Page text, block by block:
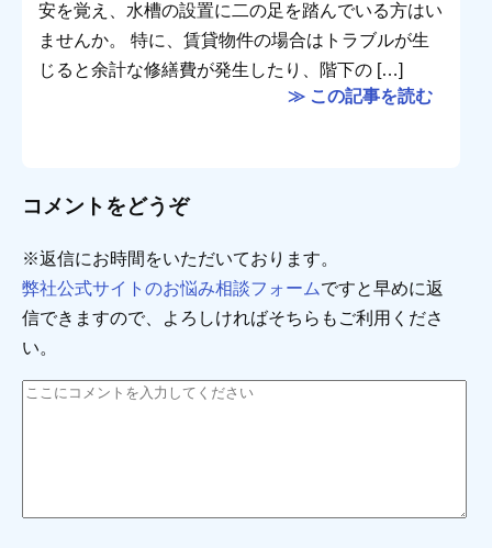
安を覚え、水槽の設置に二の足を踏んでいる方はい
ませんか。 特に、賃貸物件の場合はトラブルが生
じると余計な修繕費が発生したり、階下の […]
≫ この記事を読む
コメントをどうぞ
※返信にお時間をいただいております。
弊社公式サイトのお悩み相談フォームですと早めに返
信できますので、よろしければそちらもご利用くださ
い。